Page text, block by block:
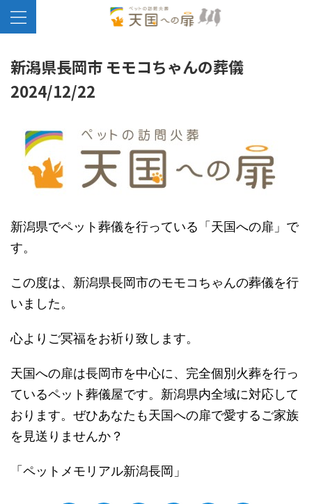
新潟県長岡市 モモコちゃんの葬儀
2024/12/22
新潟県でペット葬儀を行っている「天国への扉」で
す。
この度は、新潟県長岡市のモモコちゃんの葬儀を行
いました。
心よりご冥福をお祈り致します。
天国への扉は長岡市を中心に、完全個別火葬を行っ
ているペット葬儀屋です。新潟県内全域に対応して
おります。ぜひあなたも天国への扉で愛するご家族
を見送りませんか？
「ペットメモリアル新潟長岡」